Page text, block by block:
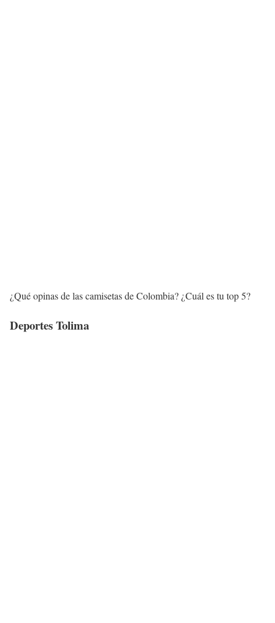
¿Qué opinas de las camisetas de Colombia? ¿Cuál es tu top 5?
Deportes Tolima